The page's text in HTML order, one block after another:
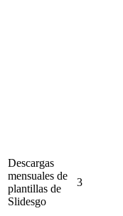
Descargas
mensuales de
plantillas de
Slidesgo
3